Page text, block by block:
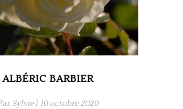
ALBÉRIC BARBIER
Sylvie / 10 octobre 2020